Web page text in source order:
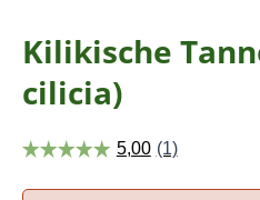
Kilikische
cilicia)